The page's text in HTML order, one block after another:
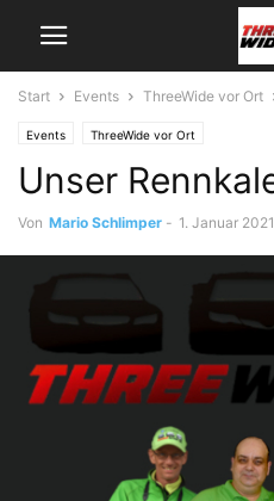
Start Events ThreeWide vor Ort
Events ThreeWide vor Ort
Unser
Von Mario Schlimper - 1. Januar 2021